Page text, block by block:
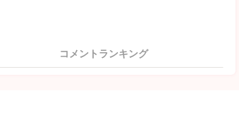
コメントランキング